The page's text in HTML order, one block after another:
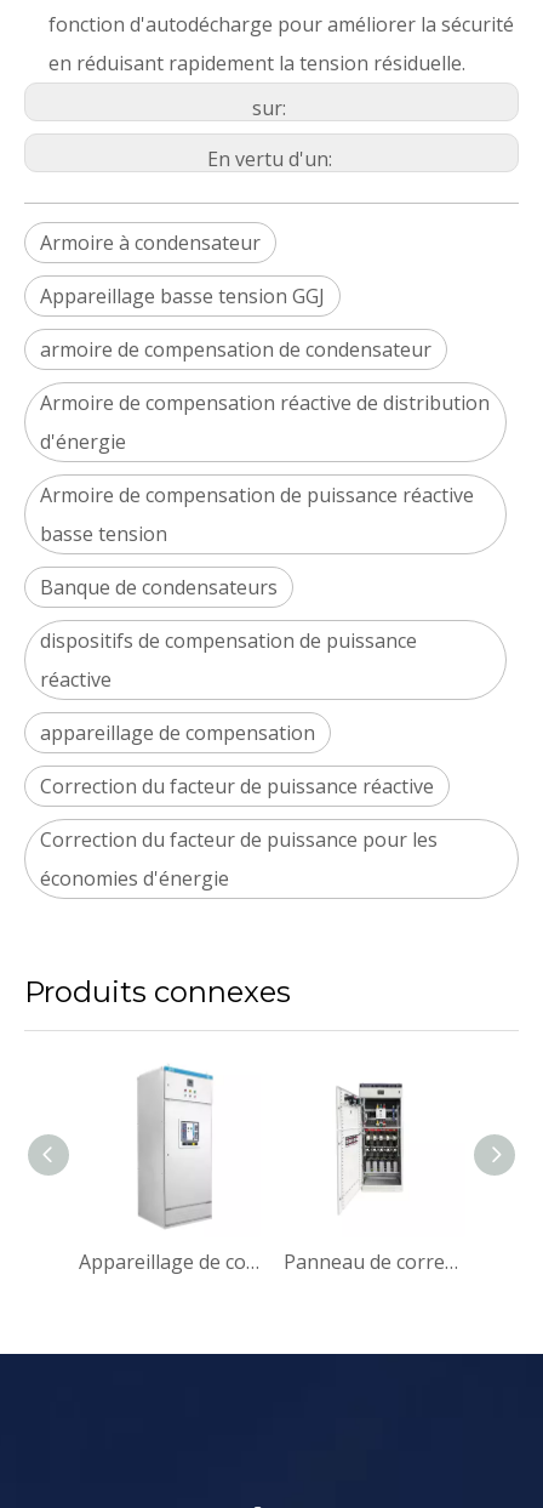
fonction d'autodécharge pour améliorer la sécurité
en réduisant rapidement la tension résiduelle.
sur:
En vertu d'un:
Armoire à condensateur
Appareillage basse tension GGJ
armoire de compensation de condensateur
Armoire de compensation réactive de distribution
d'énergie
Armoire de compensation de puissance réactive
basse tension
Banque de condensateurs
dispositifs de compensation de puissance
réactive
appareillage de compensation
Correction du facteur de puissance réactive
Correction du facteur de puissance pour les
économies d'énergie
Produits connexes
Appareillage de commutation fixe basse tension GGD Panneau de correction automatique du facteur de puissance du panneau Apfc